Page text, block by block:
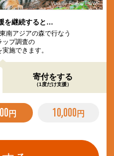
© Vladimir Filonov / WWF
を継続すると…
南アジアの森で行なう
ップ調査の
施できます。
寄付をする
（1度だけ支援）
円 10,000 円